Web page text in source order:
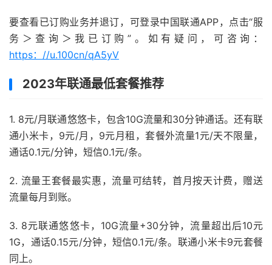
要查看已订购业务并退订，可登录中国联通APP，点击“服
务＞查询＞我已订购”。如有疑问，可咨询：
https：//u.100cn/qA5yV
2023年联通最低套餐推荐
1. 8元/月联通悠悠卡，包含10G流量和30分钟通话。还有联
通小米卡，9元/月，9元月租，套餐外流量1元/天不限量，
通话0.1元/分钟，短信0.1元/条。
2. 流量王套餐最实惠，流量可结转，首月按天计费，赠送
流量每月到账。
3. 8元联通悠悠卡，10G流量+30分钟，流量超出后10元
1G，通话0.15元/分钟，短信0.1元/条。联通小米卡9元套餐
同上。